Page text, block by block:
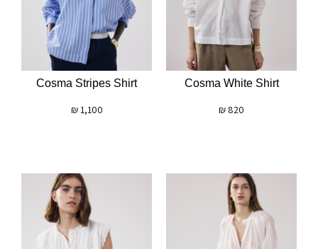
Cosma White Shirt
820
₪
Cosma Stripes Shirt
1,100
₪